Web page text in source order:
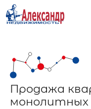
Продажа
монолитных